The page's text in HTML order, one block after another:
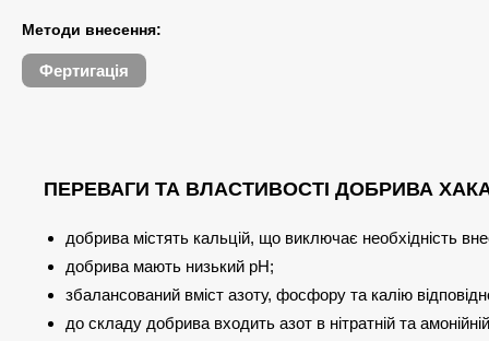
Методи внесення:
Фертигація
ПЕРЕВАГИ ТА ВЛАСТИВОСТІ ДОБРИВА
добрива містять кальцій, що виключає необхідність
добрива мають низький pH;
збалансований вміст азоту, фосфору та калію
до складу добрива входить азот в нітратній та